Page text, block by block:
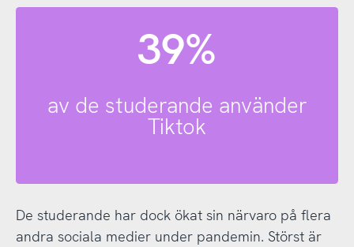
39%
av de studerande använder
Tiktok
De studerande har dock ökat sin närvaro på flera
andra sociala medier under pandemin. Störst är